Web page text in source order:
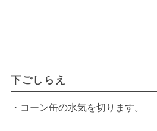
下ごしらえ
・コーン缶の水気を切ります。